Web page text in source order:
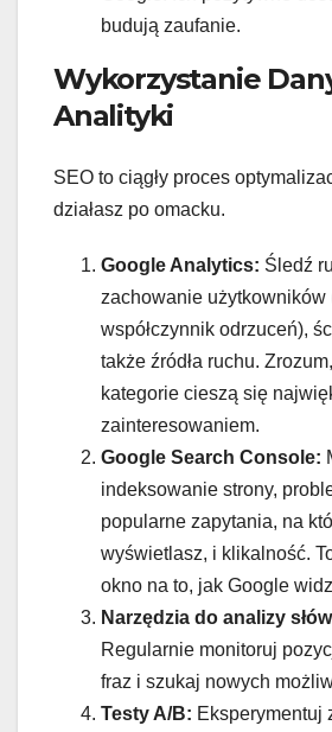
budują zaufanie.
Wykorzystanie
Analityki
SEO to ciągły proces
działasz po omacku.
Google Analytics: Śledź
zachowanie użytkowników
współczynnik odrzuceń),
także źródła ruchu.
kategorie cieszą się
zainteresowaniem.
Google Search Console:
indeksowanie strony,
popularne zapytania, na
wyświetlasz, i klikalność.
okno na to, jak Google
Narzędzia do analizy
Regularnie monitoruj
fraz i szukaj nowych
Testy A/B: Eksperymentuj